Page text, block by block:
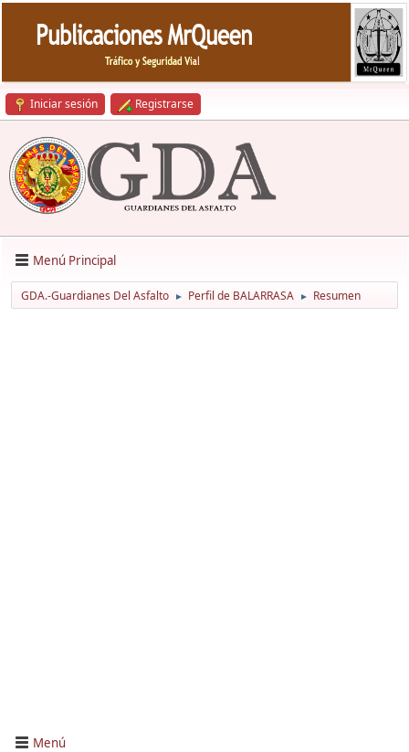
Iniciar sesión Registrarse
Menú Principal
GDA.-Guardianes Del Asfalto ► Perfil de BALARRASA ► Resumen
Menú